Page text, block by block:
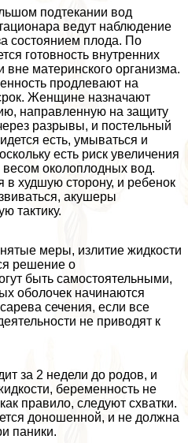
подтекании вод
ведут наблюдение
состоянием плода. По
готовность внутренних
вне материнского организма.
продлевают на
Женщине назначают
направленную на защиту
разрывы, и пocтeльный
есть, умываться и
есть риск увеличения
околоплодных вод.
в худшую сторону, и ребенок
акушеры
тактику.
меры, излитие жидкости
решение о
быть самостоятельными,
оболочек начинаются
сечения, если все
не приводят к
за 2 недели до родов, и
беременность не
правило, следуют схватки.
доношенной, и не должна
паники.